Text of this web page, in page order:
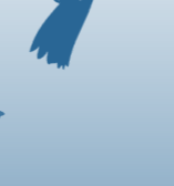
WALAU